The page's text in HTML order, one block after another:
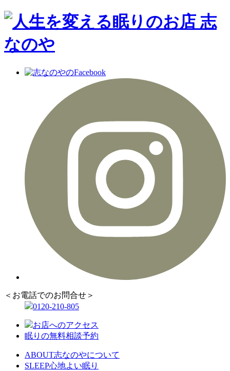
＜お電話でのお問合せ＞
0120-210-805
お店へのアクセス
眠りの無料相談予約
ABOUT志なのやについて
SLEEP心地よい眠り